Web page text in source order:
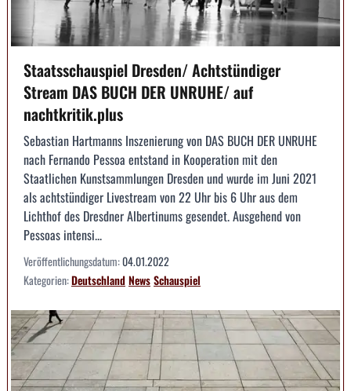
Staatsschauspiel Dresden/ Achtstündiger
Stream DAS BUCH DER UNRUHE/ auf
nachtkritik.plus
Sebastian Hartmanns Inszenierung von DAS BUCH DER UNRUHE
nach Fernando Pessoa entstand in Kooperation mit den
Staatlichen Kunstsammlungen Dresden und wurde im Juni 2021
als achtstündiger Livestream von 22 Uhr bis 6 Uhr aus dem
Lichthof des Dresdner Albertinums gesendet. Ausgehend von
Pessoas intensi...
Veröffentlichungsdatum:04.01.2022
Kategorien:DeutschlandNewsSchauspiel